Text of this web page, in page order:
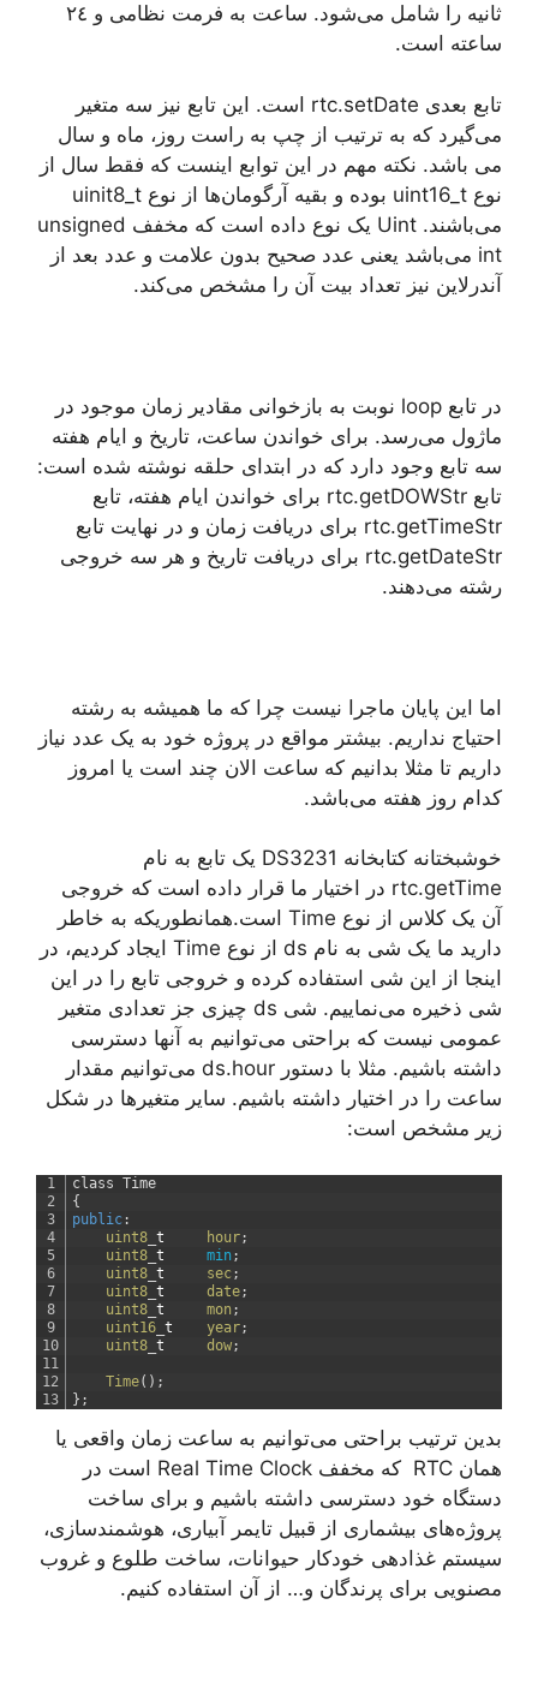
ثانیه را شامل می‌شود. ساعت به فرمت نظامی و ٢٤
ساعته است.
تابع بعدی rtc.setDate است. این تابع نیز سه متغیر
می‌گیرد که به ترتیب از چپ به راست روز، ماه و سال
می باشد. نکته مهم در این توابع اینست که فقط سال از
نوع uint16_t بوده و بقیه آرگومان‌ها از نوع uinit8_t
می‌باشند. Uint یک نوع داده است که مخفف unsigned
int می‌باشد یعنی عدد صحیح بدون علامت و عدد بعد از
آندرلاین نیز تعداد بیت آن را مشخص می‌کند.
در تابع loop نوبت به بازخوانی مقادیر زمان موجود در
ماژول می‌رسد. برای خواندن ساعت، تاریخ و ایام هفته
سه تابع وجود دارد که در ابتدای حلقه نوشته شده است:
تابع rtc.getDOWStr برای خواندن ایام هفته، تابع
rtc.getTimeStr برای دریافت زمان و در نهایت تابع
rtc.getDateStr برای دریافت تاریخ و هر سه خروجی
رشته می‌دهند.
اما این پایان ماجرا نیست چرا که ما همیشه به رشته
احتیاج نداریم. بیشتر مواقع در پروژه خود به یک عدد نیاز
داریم تا مثلا بدانیم که ساعت الان چند است یا امروز
کدام روز هفته می‌باشد.
خوشبختانه کتابخانه DS3231 یک تابع به نام
rtc.getTime در اختیار ما قرار داده است که خروجی
آن یک کلاس از نوع Time است.همانطوریکه به خاطر
دارید ما یک شی به نام ds از نوع Time ایجاد کردیم، در
اینجا از این شی استفاده کرده و خروجی تابع را در این
شی ذخیره می‌نماییم. شی ds چیزی جز تعدادی متغیر
عمومی نیست که براحتی می‌توانیم به آنها دسترسی
داشته باشیم. مثلا با دستور ds.hour می‌توانیم مقدار
ساعت را در اختیار داشته باشیم. سایر متغیرها در شکل
زیر مشخص است:
1
2
3
4
5
6
7
8
9
10
11
12
13
class Time
{
public :
uint8 t hour ;
uint8 t min ;
uint8 t sec ;
uint8 t date ;
uint8 t mon ;
uint16 t year ;
uint8 t dow ;
Time( ) ;
} ;
بدین ترتیب براحتی می‌توانیم به ساعت زمان واقعی یا
همان RTC که مخفف Real Time Clock است در
دستگاه خود دسترسی داشته باشیم و برای ساخت
پروژه‌های بیشماری از قبیل تایمر آبیاری، هوشمندسازی،
سیستم غذادهی خودکار حیوانات، ساخت طلوع و غروب
مصنویی برای پرندگان و… از آن استفاده کنیم.